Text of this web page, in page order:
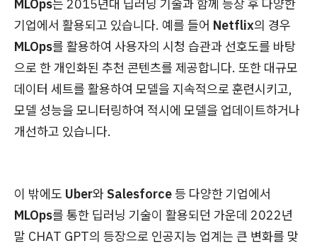
MLOps는 2015년대 딥러닝 기술과 함께 등장 후 다양한
기업에서 활용되고 있습니다. 예를 들어 Netflix의 경우
MLOps를 활용하여 사용자의 시청 습관과 선호도를 바탕
으로 한 개인화된 추천 콘텐츠를 제공합니다. 또한 대규모
데이터 세트를 활용하여 모델을 지속적으로 훈련시키고,
모델 성능을 모니터링하여 적시에 모델을 업데이트하거나
개선하고 있습니다.
이 밖에도 Uber와 Salesforce등 다양한 기업에서
MLOps를 통한 딥러닝 기술이 활용되던 가운데 2022년
말 CHAT GPT의 등장으로 인공지능 업계는 큰 변화를 맞